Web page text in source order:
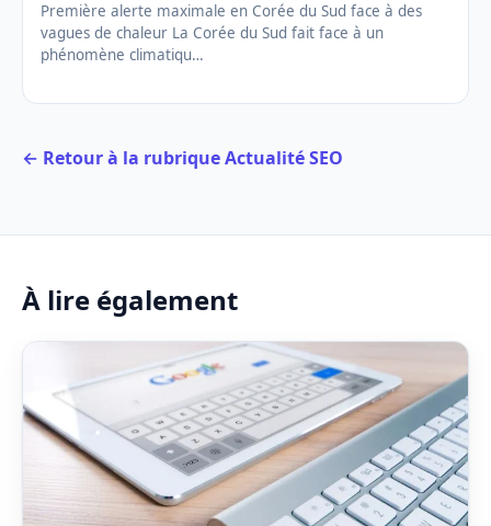
Première alerte maximale en Corée du Sud face à des
vagues de chaleur La Corée du Sud fait face à un
phénomène climatiqu…
← Retour à la rubrique Actualité SEO
À lire également